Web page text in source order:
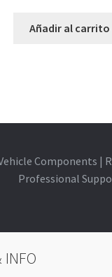
Añadir al carrito
Components |
Professional
INFO